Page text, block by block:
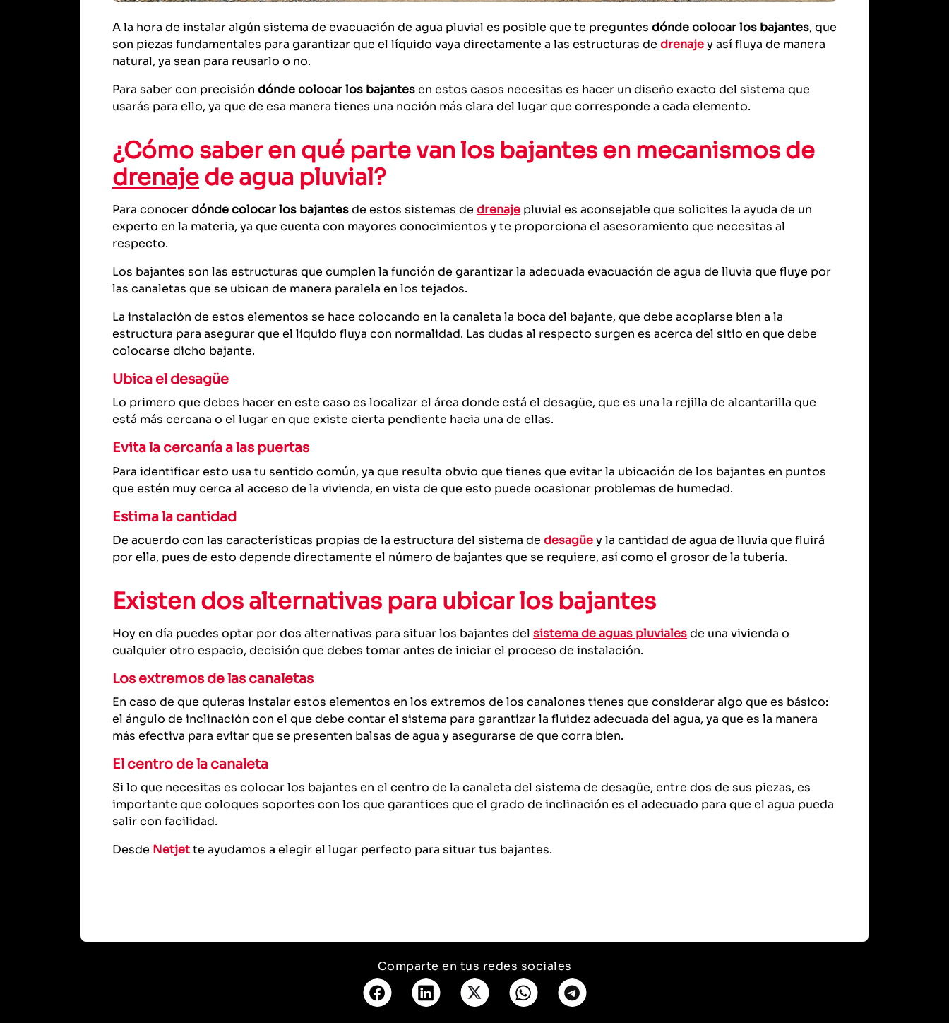
A la hora de instalar algún sistema de evacuación de agua pluvial es posible que te preguntes dónde colocar los bajantes, que
son piezas fundamentales para garantizar que el líquido vaya directamente a las estructuras de drenajey así fluya de manera
natural, ya sean para reusarlo o no.
Para saber con precisión dónde colocar los bajantesen estos casos necesitas es hacer un diseño exacto del sistema que
usarás para ello, ya que de esa manera tienes una noción más clara del lugar que corresponde a cada elemento.
¿Cómo saber en qué parte van los bajantes en mecanismos de
drenaje de agua pluvial?
Para conocerdónde colocar los bajantesde estos sistemas de drenaje pluvial es aconsejable que solicites la ayuda de un
experto en la materia, ya que cuenta con mayores conocimientos y te proporciona el asesoramiento que necesitas al
respecto.
Los bajantes son las estructuras que cumplen la función de garantizar la adecuada evacuación de agua de lluvia que fluye por
las canaletas que se ubican de manera paralela en los tejados.
La instalación de estos elementos se hace colocando en la canaleta la boca del bajante, que debe acoplarse bien a la
estructura para asegurar que el líquido fluya con normalidad. Las dudas al respecto surgen es acerca del sitio en que debe
colocarse dicho bajante.
Ubica el desagüe
Lo primero que debes hacer en este caso es localizar el área donde está el desagüe, que es una la rejilla de alcantarilla que
está más cercana o el lugar en que existe cierta pendiente hacia una de ellas.
Evita la cercanía a las puertas
Para identificar esto usa tu sentido común, ya que resulta obvio que tienes que evitar la ubicación de los bajantes en puntos
que estén muy cerca al acceso de la vivienda, en vista de que esto puede ocasionar problemas de humedad.
Estima la cantidad
De acuerdo con las características propias de la estructura del sistema de desagüey la cantidad de agua de lluvia que fluirá
por ella, pues de esto depende directamente el número de bajantes que se requiere, así como el grosor de la tubería.
Existen dos alternativas para ubicar los bajantes
Hoy en día puedes optar por dos alternativas para situar los bajantes del sistema de aguas pluvialesde una vivienda o
cualquier otro espacio, decisión que debes tomar antes de iniciar el proceso de instalación.
Los extremos de las canaletas
En caso de que quieras instalar estos elementos en los extremos de los canalones tienes que considerar algo que es básico:
el ángulo de inclinación con el que debe contar el sistema para garantizar la fluidez adecuada del agua, ya que es la manera
más efectiva para evitar que se presenten balsas de agua y asegurarse de que corra bien.
El centro de la canaleta
Si lo que necesitas es colocar los bajantes en el centro de la canaleta del sistema de desagüe, entre dos de sus piezas, es
importante que coloques soportes con los que garantices que el grado de inclinación es el adecuado para que el agua pueda
salir con facilidad.
Desde Netjette ayudamos a elegir el lugar perfecto para situar tus bajantes.
Comparte en tus redes sociales